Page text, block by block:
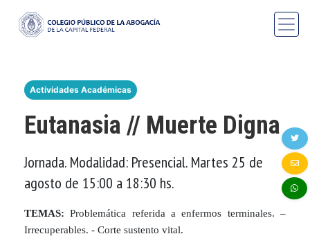
Actividades Académicas
Eutanasia // Muerte Digna
Jornada. Modalidad: Presencial. Martes 25 de
agosto de 15:00 a 18:30 hs.
TEMAS:Problemática referida a enfermos terminales. –
Irrecuperables. - Corte sustento vital.